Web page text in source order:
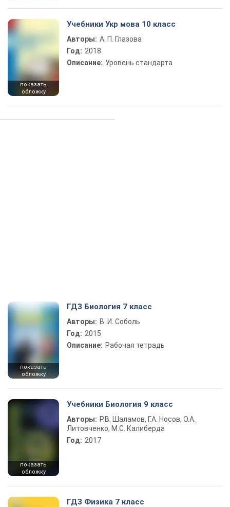
показать
обложку
Учебники Укр мова 10 класс
Авторы: А. П. Глазова
Год: 2018
Описание: Уровень стандарта
показать
обложку
ГДЗ Биология 7 класс
Авторы: В. И. Соболь
Год: 2015
Описание: Рабочая тетрадь
показать
обложку
Учебники Биология 9 класс
Авторы: Р.В. Шаламов, Г.А. Носов, О.А.
Литовченко, М.С. Калиберда
Год: 2017
ГДЗ Физика 7 класс